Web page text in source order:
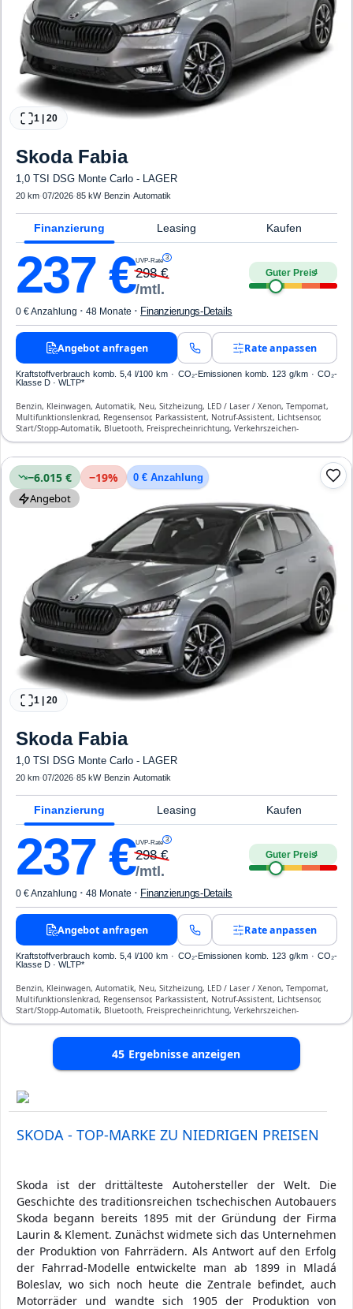
1 20
Skoda Fabia
1,0 TSI DSG Monte Carlo - LAGER
20 km·07/2026·85 kW· Benzin·Automatik
Finanzierung Leasing Kaufen
237 €UVP-Rate 3
298€
/mtl.
Guter Preis4
0 € Anzahlung · 48 Monate · Finanzierungs-Details
Angebot anfragen Rate anpassen
Kraftstoffverbrauch komb. 5,4 l/100 km · CO₂-Emissionen komb. 123 g/km · CO₂-
Klasse D · WLTP*
Benzin, Kleinwagen, Automatik, Neu, Sitzheizung, LED / Laser / Xenon, Tempomat,
Multifunktionslenkrad, Regensensor, Parkassistent, Notruf-Assistent, Lichtsensor,
Start/Stopp-Automatik, Bluetooth, Freisprecheinrichtung, Verkehrszeichen-
Erkennung, ESP, ABS, Klimaautomatik, Front-, Seiten- und weitere Airbags
−6.015 € −19% 0 € Anzahlung
Angebot
1 20
Skoda Fabia
1,0 TSI DSG Monte Carlo - LAGER
20 km·07/2026·85 kW· Benzin·Automatik
Finanzierung Leasing Kaufen
237 €UVP-Rate 3
298€
/mtl.
Guter Preis4
0 € Anzahlung · 48 Monate · Finanzierungs-Details
Angebot anfragen Rate anpassen
Kraftstoffverbrauch komb. 5,4 l/100 km · CO₂-Emissionen komb. 123 g/km · CO₂-
Klasse D · WLTP*
Benzin, Kleinwagen, Automatik, Neu, Sitzheizung, LED / Laser / Xenon, Tempomat,
Multifunktionslenkrad, Regensensor, Parkassistent, Notruf-Assistent, Lichtsensor,
Start/Stopp-Automatik, Bluetooth, Freisprecheinrichtung, Verkehrszeichen-
Erkennung, ESP, ABS, Klimaautomatik, Front-, Seiten- und weitere Airbags
45 Ergebnisse anzeigen
SKODA - TOP-MARKE ZU NIEDRIGEN PREISEN
Skoda ist der drittälteste Autohersteller der Welt. Die
Geschichte des traditionsreichen tschechischen Autobauers
Skoda begann bereits 1895 mit der Gründung der Firma
Laurin & Klement. Zunächst widmete sich das Unternehmen
der Produktion von Fahrrädern. Als Antwort auf den Erfolg
der Fahrrad-Modelle entwickelte man ab 1899 in Mladá
Boleslav, wo sich noch heute die Zentrale befindet, auch
Motorräder und wandte sich 1905 der Produktion von